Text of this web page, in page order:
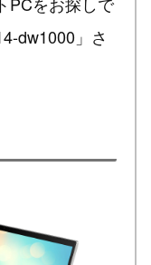
dw1000」さ